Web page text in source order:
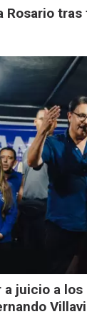
Rosario
a juicio a